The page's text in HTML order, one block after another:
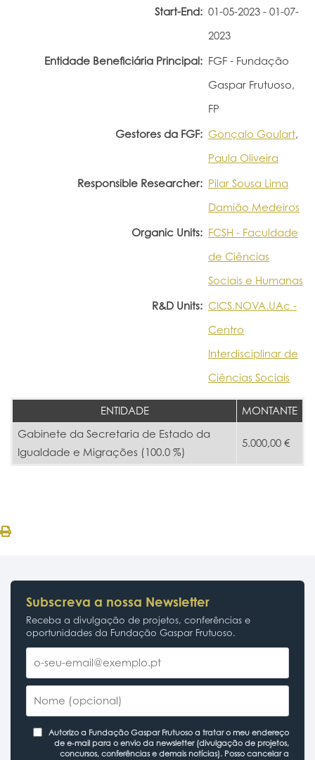
Start-End: 01-05-2023 - 01-07-
2023
Entidade Beneficiária Principal: FGF - Fundação
Gaspar Frutuoso,
FP
Gestores da FGF: Gonçalo Goulart,
Paula Oliveira
Responsible Researcher: Pilar Sousa Lima
Damião Medeiros
Organic Units: FCSH - Faculdade
de Ciências
Sociais e Humanas
R&D Units: CICS.NOVA.UAc -
Centro
Interdisciplinar de
Ciências Sociais
ENTIDADE
MONTANTE
Gabinete da Secretaria de Estado da
Igualdade e Migrações (100.0 %)
5.000,00 €
Subscreva a nossa Newsletter
Receba a divulgação de projetos, conferências e
oportunidades da Fundação Gaspar Frutuoso.
Autorizo a Fundação Gaspar Frutuoso a tratar o meu endereço
de e-mail para o envio da newsletter (divulgação de projetos,
concursos, conferências e demais notícias). Posso cancelar a